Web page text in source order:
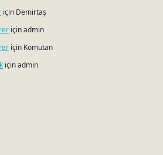
için Demirtaş
içinadmin
için Komutan
içinadmin